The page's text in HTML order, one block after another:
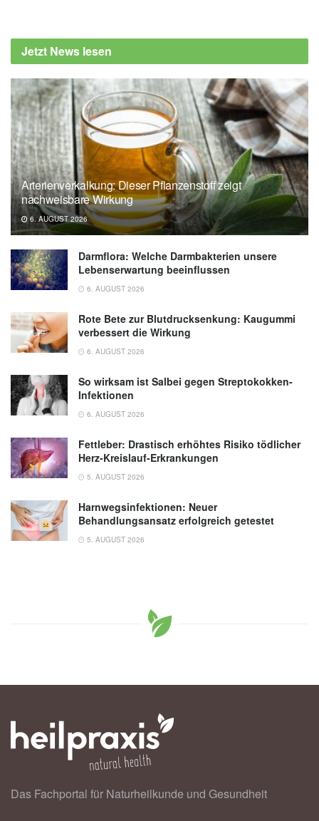
Jetzt News lesen
Arterienverkalkung: Dieser Pflanzenstoff zeigt
nachweisbare Wirkung
6. AUGUST 2026
Darmflora: Welche Darmbakterien unsere
Lebenserwartung beeinflussen
6. AUGUST 2026
Rote Bete zur Blutdrucksenkung: Kaugummi
verbessert die Wirkung
6. AUGUST 2026
So wirksam ist Salbei gegen Streptokokken-
Infektionen
6. AUGUST 2026
Fettleber: Drastisch erhöhtes Risiko tödlicher
Herz-Kreislauf-Erkrankungen
5. AUGUST 2026
Harnwegsinfektionen: Neuer
Behandlungsansatz erfolgreich getestet
5. AUGUST 2026
Das Fachportal für Naturheilkunde und Gesundheit